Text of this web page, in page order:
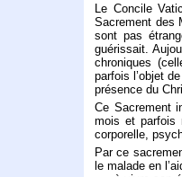
Le Concile
Sacrement des
sont pas
guérissait.
chroniques
parfois l’objet
présence du
Ce Sacrement
mois et parfois
corporelle,
Par ce
le malade en